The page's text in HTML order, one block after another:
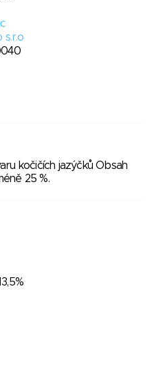
s.r.o
kočičích jazýčků Obsah
25 %.